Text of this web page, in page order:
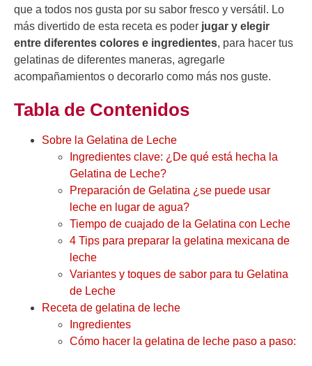
que a todos nos gusta por su sabor fresco y versátil. Lo
más divertido de esta receta es poder jugar y elegir
entre diferentes colores e ingredientes, para hacer tus
gelatinas de diferentes maneras, agregarle
acompañamientos o decorarlo como más nos guste.
Tabla de Contenidos
Sobre la Gelatina de Leche
Ingredientes clave: ¿De qué está hecha la
Gelatina de Leche?
Preparación de Gelatina ¿se puede usar
leche en lugar de agua?
Tiempo de cuajado de la Gelatina con Leche
4 Tips para preparar la gelatina mexicana de
leche
Variantes y toques de sabor para tu Gelatina
de Leche
Receta de gelatina de leche
Ingredientes
Cómo hacer la gelatina de leche paso a paso: